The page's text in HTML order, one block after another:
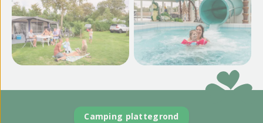
Meer foto's en video's
Camping plattegrond